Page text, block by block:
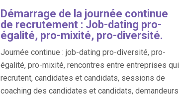
Démarrage de la journée continue
de recrutement : Job-dating pro-
égalité, pro-mixité, pro-diversité.
Journée continue : job-dating pro-diversité, pro-
égalité, pro-mixité, rencontres entre entreprises qui
recrutent, candidates et candidats, sessions de
coaching des candidates et candidats, demandeurs